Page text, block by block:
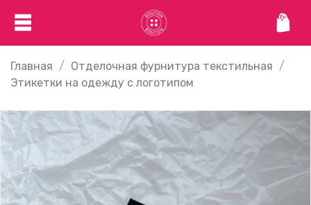
Главная
Отделочная фурнитура текстильная
Этикетки на одежду с логотипом